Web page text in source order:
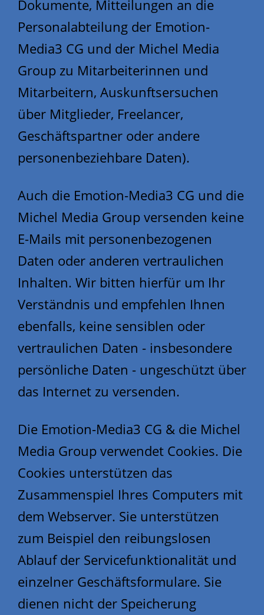
Dokumente, Mitteilungen an die
Personalabteilung der Emotion-
Media3 CG und der Michel Media
Group zu Mitarbeiterinnen und
Mitarbeitern, Auskunftsersuchen
über Mitglieder, Freelancer,
Geschäftspartner oder andere
personenbeziehbare Daten).
Auch die Emotion-Media3 CG und die
Michel Media Group versenden keine
E-Mails mit personenbezogenen
Daten oder anderen vertraulichen
Inhalten. Wir bitten hierfür um Ihr
Verständnis und empfehlen Ihnen
ebenfalls, keine sensiblen oder
vertraulichen Daten - insbesondere
persönliche Daten - ungeschützt über
das Internet zu versenden.
Die Emotion-Media3 CG & die Michel
Media Group verwendet Cookies. Die
Cookies unterstützen das
Zusammenspiel Ihres Computers mit
dem Webserver. Sie unterstützen
zum Beispiel den reibungslosen
Ablauf der Servicefunktionalität und
einzelner Geschäftsformulare. Sie
dienen nicht der Speicherung